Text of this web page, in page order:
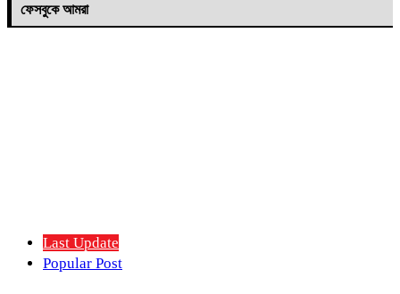
ফেসবুকে আমরা
Last Update
Popular Post